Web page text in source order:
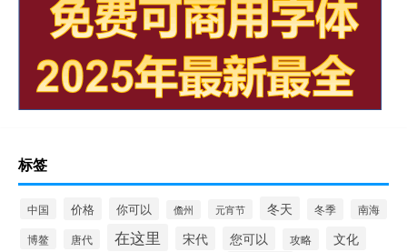
标签
中国 价格 你可以 儋州 元宵节 冬天 冬季 南海
博鳌 唐代 在这里 宋代 您可以 攻略 文化